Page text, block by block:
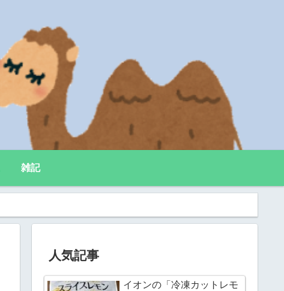
雑記
人気記事
イオンの「冷凍カットレモ